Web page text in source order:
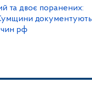
та двоє поранених:
Сумщини документують
рф